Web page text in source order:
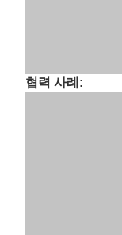
협력 사례: